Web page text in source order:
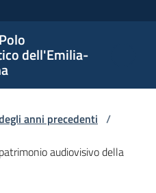
dell'Emilia-
anni precedenti /
audiovisivo della